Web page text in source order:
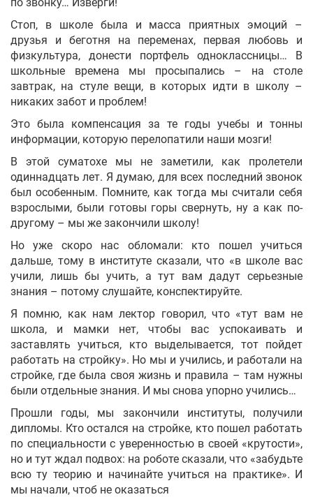
Стоп, в школе была и масса приятных эмоций –
друзья и беготня на переменах, первая любовь и
физкультура, донести портфель одноклассницы… В
школьные времена мы просыпались – на столе
завтрак, на стуле вещи, в которых идти в школу –
никаких забот и проблем!
Это была компенсация за те годы учебы и тонны
информации, которую перелопатили наши мозги!
В этой суматохе мы не заметили, как пролетели
одиннадцать лет. Я думаю, для всех последний звонок
был особенным. Помните, как тогда мы считали себя
взрослыми, были готовы горы свернуть, ну а как по-
другому – мы же закончили школу!
Но уже скоро нас обломали: кто пошел учиться
дальше, тому в институте сказали, что «в школе вас
учили, лишь бы учить, а тут вам дадут серьезные
знания – потому слушайте, конспектируйте.
Я помню, как нам лектор говорил, что «тут вам не
школа, и мамки нет, чтобы вас успокаивать и
заставлять учиться, кто выделывается, тот пойдет
работать на стройку». Но мы и учились, и работали на
стройке, где была своя жизнь и правила – там нужны
были отдельные знания. И мы снова упорно учились…
Прошли годы, мы закончили институты, получили
дипломы. Кто остался на стройке, кто пошел работать
по специальности с уверенностью в своей «крутости»,
но и тут ждал подвох: на роботе сказали, что «забудьте
всю ту теорию и начинайте учиться на практике». И
мы начали, чтоб не оказаться